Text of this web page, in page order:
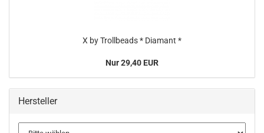
X by Trollbeads * Diamant *
Nur 29,40 EUR
Hersteller